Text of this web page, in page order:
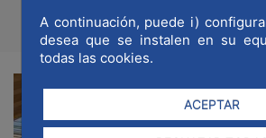
A continuación, puede i)
desea que se instalen en su
todas las cookies.
ACEPTAR